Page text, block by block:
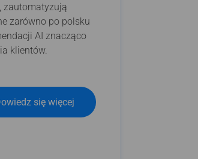
zautomatyzują
zarówno po polsku
AI znacząco
klientów.
się więcej